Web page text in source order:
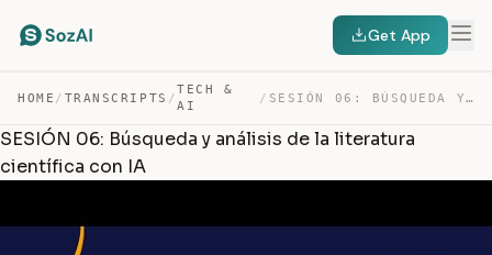
Get App
HOME / TRANSCRIPTS /
TECH &
AI
/ SESIÓN 06: BÚSQUEDA Y ANÁLISIS DE LA LITERATURA CIENTÍF… — TRANSCRIPT
SESIÓN 06: Búsqueda y análisis de la literatura
científica con IA